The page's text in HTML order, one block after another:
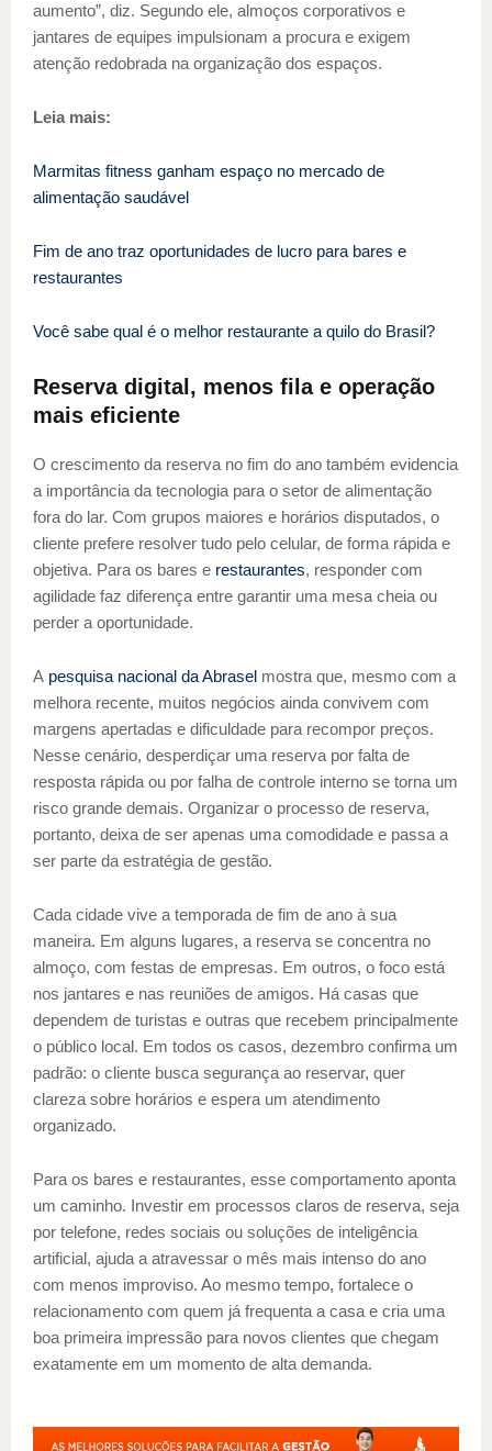
aumento”, diz. Segundo ele, almoços corporativos e
jantares de equipes impulsionam a procura e exigem
atenção redobrada na organização dos espaços.
Leia mais:
Marmitas fitness ganham espaço no mercado de
alimentação saudável
Fim de ano traz oportunidades de lucro para bares e
restaurantes
Você sabe qual é o melhor restaurante a quilo do Brasil?
Reserva digital, menos fila e operação
mais eficiente
O crescimento da reserva no fim do ano também evidencia
a importância da tecnologia para o setor de alimentação
fora do lar. Com grupos maiores e horários disputados, o
cliente prefere resolver tudo pelo celular, de forma rápida e
objetiva. Para os bares e restaurantes, responder com
agilidade faz diferença entre garantir uma mesa cheia ou
perder a oportunidade.
A pesquisa nacional da Abrasel mostra que, mesmo com a
melhora recente, muitos negócios ainda convivem com
margens apertadas e dificuldade para recompor preços.
Nesse cenário, desperdiçar uma reserva por falta de
resposta rápida ou por falha de controle interno se torna um
risco grande demais. Organizar o processo de reserva,
portanto, deixa de ser apenas uma comodidade e passa a
ser parte da estratégia de gestão.
Cada cidade vive a temporada de fim de ano à sua
maneira. Em alguns lugares, a reserva se concentra no
almoço, com festas de empresas. Em outros, o foco está
nos jantares e nas reuniões de amigos. Há casas que
dependem de turistas e outras que recebem principalmente
o público local. Em todos os casos, dezembro confirma um
padrão: o cliente busca segurança ao reservar, quer
clareza sobre horários e espera um atendimento
organizado.
Para os bares e restaurantes, esse comportamento aponta
um caminho. Investir em processos claros de reserva, seja
por telefone, redes sociais ou soluções de inteligência
artificial, ajuda a atravessar o mês mais intenso do ano
com menos improviso. Ao mesmo tempo, fortalece o
relacionamento com quem já frequenta a casa e cria uma
boa primeira impressão para novos clientes que chegam
exatamente em um momento de alta demanda.